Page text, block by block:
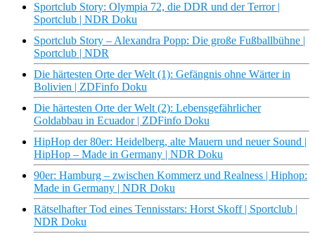
Sportclub Story: Olympia 72, die DDR und der Terror |
Sportclub | NDR Doku
Sportclub Story – Alexandra Popp: Die große Fußballbühne |
Sportclub | NDR
Die härtesten Orte der Welt (1): Gefängnis ohne Wärter in
Bolivien | ZDFinfo Doku
Die härtesten Orte der Welt (2): Lebensgefährlicher
Goldabbau in Ecuador | ZDFinfo Doku
HipHop der 80er: Heidelberg, alte Mauern und neuer Sound |
HipHop – Made in Germany | NDR Doku
90er: Hamburg – zwischen Kommerz und Realness | Hiphop:
Made in Germany | NDR Doku
Rätselhafter Tod eines Tennisstars: Horst Skoff | Sportclub |
NDR Doku